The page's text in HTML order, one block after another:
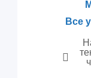
Все